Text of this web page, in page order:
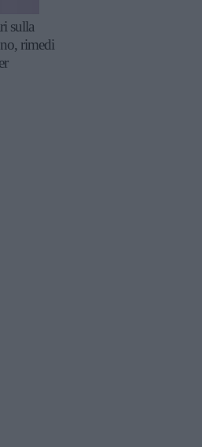
sulla
rimedi